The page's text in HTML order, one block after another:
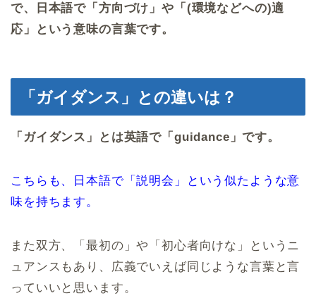
で、日本語で「方向づけ」や「(環境などへの)適
応」という意味の言葉です。
「ガイダンス」との違いは？
「ガイダンス」とは英語で「guidance」です。
こちらも、日本語で「説明会」という似たような意
味を持ちます。
また双方、「最初の」や「初心者向けな」というニ
ュアンスもあり、広義でいえば同じような言葉と言
っていいと思います。